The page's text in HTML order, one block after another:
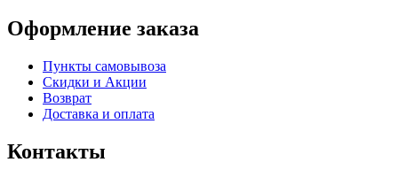
Оформление заказа
Пункты самовывоза
Скидки и Акции
Возврат
Доставка и оплата
Контакты